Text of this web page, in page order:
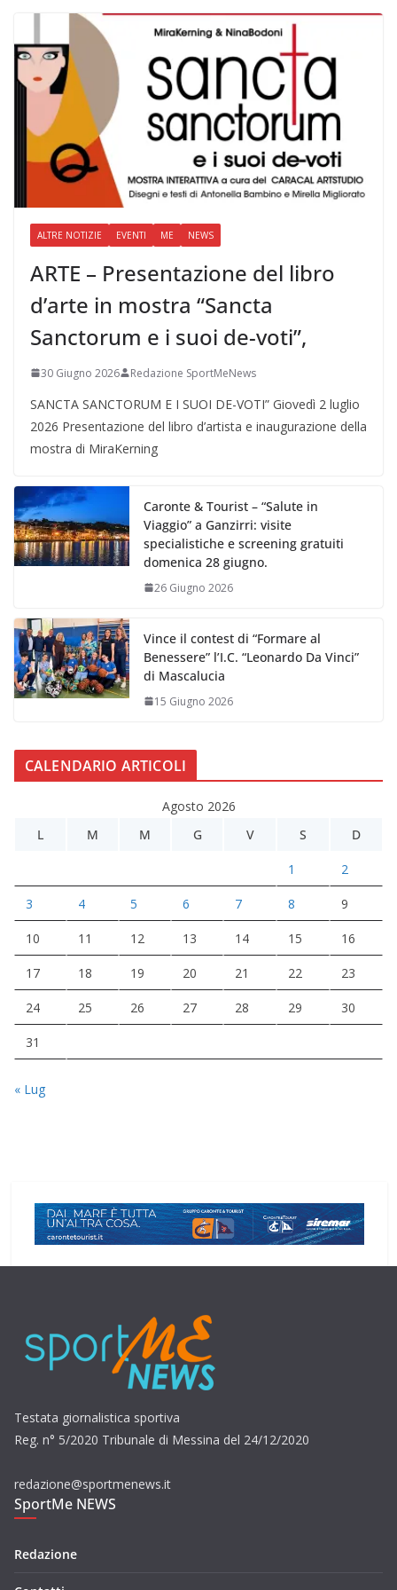
ALTRE NOTIZIE EVENTI ME NEWS
ARTE – Presentazione del libro
d’arte in mostra “Sancta
Sanctorum e i suoi de-voti”,
30 Giugno 2026 Redazione SportMeNews
SANCTA SANCTORUM E I SUOI DE-VOTI” Giovedì 2 luglio
2026 Presentazione del libro d’artista e inaugurazione della
mostra di MiraKerning
Caronte & Tourist – “Salute in
Viaggio” a Ganzirri: visite
specialistiche e screening gratuiti
domenica 28 giugno.
26 Giugno 2026
Vince il contest di “Formare al
Benessere” l’I.C. “Leonardo Da Vinci”
di Mascalucia
15 Giugno 2026
CALENDARIO ARTICOLI
Agosto 2026
L
M M G V S D
1 2
3 4 5 6 7 8 9
10 11 12 13 14 15 16
17 18 19 20 21 22 23
24 25 26 27 28 29 30
31
« Lug
Testata giornalistica sportiva
Reg. n° 5/2020 Tribunale di Messina del 24/12/2020
redazione@sportmenews.it
SportMe NEWS
Redazione